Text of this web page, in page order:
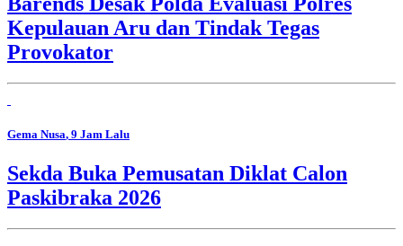
Kepulauan Aru dan Tindak Tegas
Provokator
Gema Nusa, 9 Jam Lalu
Sekda Buka Pemusatan Diklat Calon
Paskibraka 2026